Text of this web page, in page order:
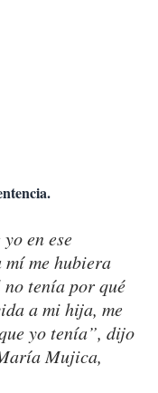
en ese
mí me hubiera
tenía por qué
a mi hija, me
yo tenía”, dijo
Mujica,